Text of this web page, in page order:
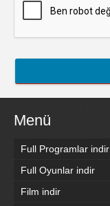
Menü
Full Programlar indir
Full Oyunlar indir
Film indir